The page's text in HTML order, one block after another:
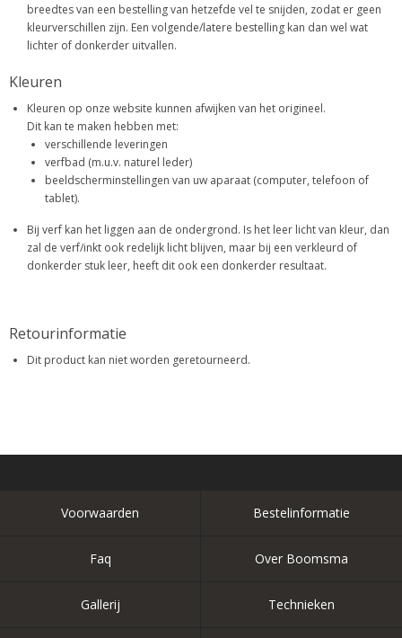
breedtes van een bestelling van hetzefde vel te snijden, zodat er geen
kleurverschillen zijn. Een volgende/latere bestelling kan dan wel wat
lichter of donkerder uitvallen.
Kleuren
Kleuren op onze website kunnen afwijken van het origineel.
Dit kan te maken hebben met:
verschillende leveringen
verfbad (m.u.v. naturel leder)
beeldscherminstellingen van uw aparaat (computer, telefoon of
tablet).
Bij verf kan het liggen aan de ondergrond. Is het leer licht van kleur, dan
zal de verf/inkt ook redelijk licht blijven, maar bij een verkleurd of
donkerder stuk leer, heeft dit ook een donkerder resultaat.
Retourinformatie
Dit product kan niet worden geretourneerd.
Voorwaarden Bestelinformatie
Faq Over Boomsma
Gallerij Technieken